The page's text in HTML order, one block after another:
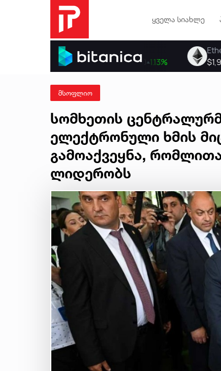
ყველა სიახლე
მსოფლიო
სომხეთის
ელექტრონული ხმის
გამოაქვეყნა,
ლიდერობს